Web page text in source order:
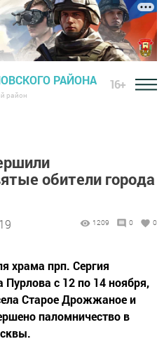
РАЙОНА
район
16+
обители города
1209 0 0
храма прп. Сергия
с 12 по 14 ноября,
Старое Дрожжаное и
паломничество в